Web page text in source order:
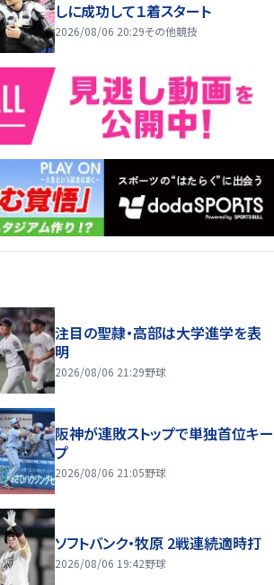
しに成功して１着スタート
2026/08/06 20:29その他競技
注目の聖隷・高部は大学進学を表
明
2026/08/06 21:29野球
阪神が連敗ストップで単独首位キー
プ
2026/08/06 21:05野球
ソフトバンク・牧原 2戦連続適時打
2026/08/06 19:42野球